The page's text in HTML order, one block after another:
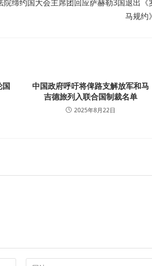
院缔约国大会主席团回应萨赫勒3国退出《
马规约
国
中国政府呼吁将俾路支解放军和马
吉德旅列入联合国制裁名单
2025年8月22日
Enter